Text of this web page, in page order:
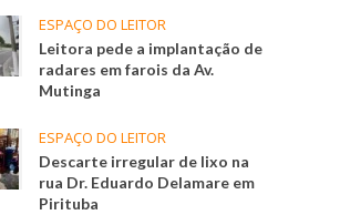
ESPAÇO DO LEITOR
Leitora pede a implantação de
radares em farois da Av.
Mutinga
ESPAÇO DO LEITOR
Descarte irregular de lixo na
rua Dr. Eduardo Delamare em
Pirituba